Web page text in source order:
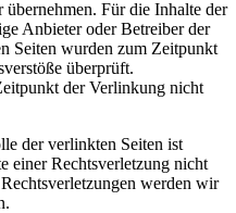
Für die Inhalte der
Anbieter oder Betreiber der
Seiten wurden zum Zeitpunkt
überprüft.
der Verlinkung nicht
der verlinkten Seiten ist
einer Rechtsverletzung nicht
werden wir